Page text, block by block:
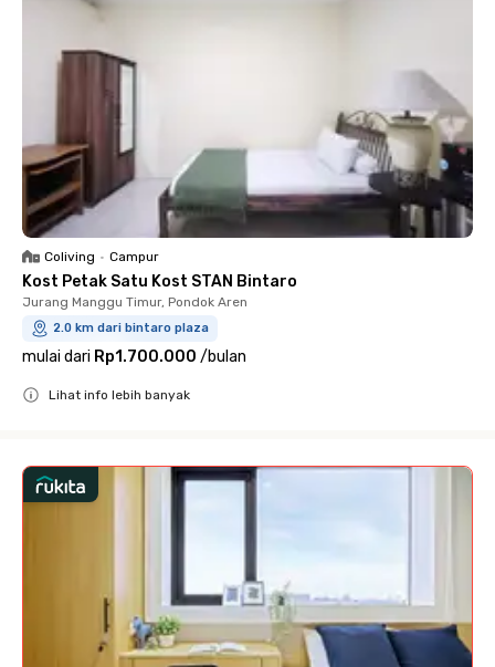
Coliving • Campur
Kost Petak Satu Kost STAN Bintaro
Jurang Manggu Timur, Pondok Aren
2.0 km dari bintaro plaza
mulai dari Rp1.700.000 /bulan
Lihat info lebih banyak